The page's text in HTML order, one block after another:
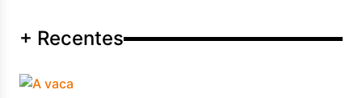
+ Recentes